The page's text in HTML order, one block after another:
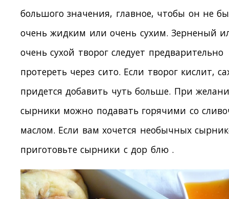
большого значения, главное, чтобы он не
очень жидким или очень сухим. Зерненый
очень сухой творог следует предварительно
протереть через сито. Если творог кислит,
придется добавить чуть больше. При
сырники можно подавать горячими со
маслом. Если вам хочется необычных
приготовьте сырники с дор блю .